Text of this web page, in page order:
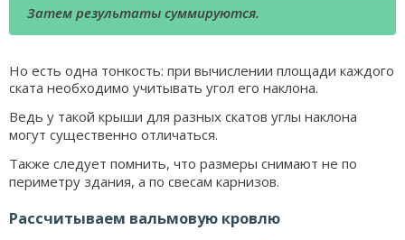
Затем результаты суммируются.
Но есть одна тонкость: при вычислении площади каждого
ската необходимо учитывать угол его наклона.
Ведь у такой крыши для разных скатов углы наклона
могут существенно отличаться.
Также следует помнить, что размеры снимают не по
периметру здания, а по свесам карнизов.
Рассчитываем вальмовую кровлю